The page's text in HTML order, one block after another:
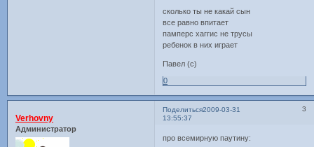
сколько ты не какай сын
все равно впитает
памперс хаггис не трусы
ребенок в них играет
Павел (с)
0
Поделиться 3
2009-03-31
13:55:37
Verhovny
Администратор
про всемирную паутину: